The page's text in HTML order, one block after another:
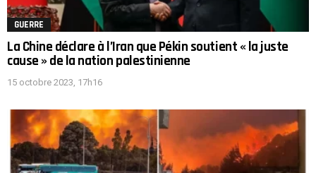
GUERRE
La Chine déclare à l’Iran que Pékin soutient « la juste
cause » de la nation palestinienne
15 octobre 2023, 17h16